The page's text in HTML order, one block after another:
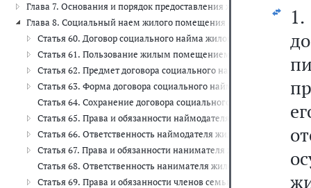
Глава 7. Основания и порядок предоставления жилого
Глава 8. Социальный наем жилого помещения (ст. 60 - 91)
Статья 60. Договор социального найма жилого помещения
Статья 61. Пользование жилым помещением по договору
Статья 62. Предмет договора социального найма жилого
Статья 63. Форма договора социального найма жилого
Статья 64. Сохранение договора социального найма жилого
Статья 65. Права и обязанности наймодателя жилого
Статья 66. Ответственность наймодателя жилого помещения
Статья 67. Права и обязанности нанимателя жилого
Статья 68. Ответственность нанимателя жилого помещения по
Статья 69. Права и обязанности членов семьи нанимателя